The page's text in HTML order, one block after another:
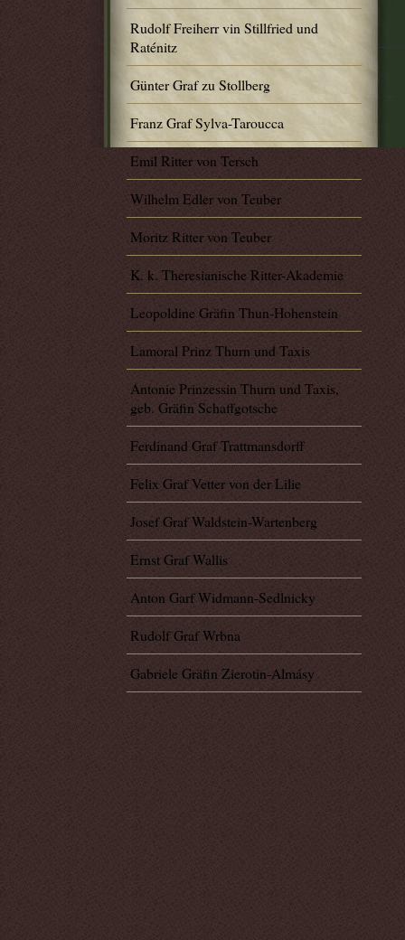
Rudolf Freiherr vin Stillfried und
Raténitz
Günter Graf zu Stollberg
Franz Graf Sylva-Taroucca
Emil Ritter von Tersch
Wilhelm Edler von Teuber
Moritz Ritter von Teuber
K. k. Theresianische Ritter-Akademie
Leopoldine Gräfin Thun-Hohenstein
Lamoral Prinz Thurn und Taxis
Antonie Prinzessin Thurn und Taxis,
geb. Gräfin Schaffgotsche
Ferdinand Graf Trattmansdorff
Felix Graf Vetter von der Lilie
Josef Graf Waldstein-Wartenberg
Ernst Graf Wallis
Anton Garf Widmann-Sedlnicky
Rudolf Graf Wrbna
Gabriele Gräfin Zierotin-Almásy